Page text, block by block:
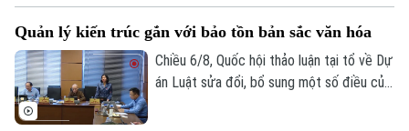
Quản lý kiến trúc gắn với bảo tồn bản sắc văn hóa
Chiều 6/8, Quốc hội thảo luận tại tổ về Dự
án Luật sửa đổi, bổ sung một số điều của